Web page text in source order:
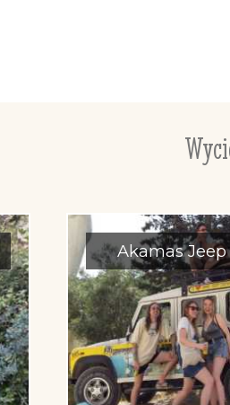
Akamas